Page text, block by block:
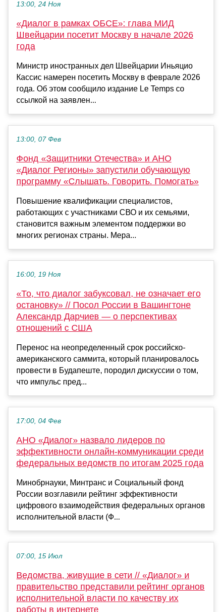
13:00, 24 Ноя
«Диалог в рамках ОБСЕ»: глава МИД
Швейцарии посетит Москву в начале 2026
года
Министр иностранных дел Швейцарии Иньяцио
Кассис намерен посетить Москву в феврале 2026
года. Об этом сообщило издание Le Temps со
ссылкой на заявлен...
13:00, 07 Фев
Фoнд «Защитники Отечества» и АНО
«Диалог Регионы» запустили обучающую
программу «Слышать. Говорить. Помогать»
Повышение квалификации специалистов,
работающих с участниками СВО и их семьями,
становится важным элементом поддержки во
многих регионах страны. Мера...
16:00, 19 Ноя
«То, что диалог забуксовал, не означает его
остановку» // Посол России в Вашингтоне
Александр Дарчиев — о перспективах
отношений с США
Перенос на неопределенный срок российско-
американского саммита, который планировалось
провести в Будапеште, породил дискуссии о том,
что импульс пред...
17:00, 04 Фев
АНО «Диалог» назвало лидеров по
эффективности онлайн-коммуникации среди
федеральных ведомств по итогам 2025 года
Минобрнауки, Минтранс и Социальный фонд
России возглавили рейтинг эффективности
цифрового взаимодействия федеральных органов
исполнительной власти (Ф...
07:00, 15 Июл
Ведомства, живущие в сети // «Диалог» и
правительство представили рейтинг органов
исполнительной власти по качеству их
работы в интернете